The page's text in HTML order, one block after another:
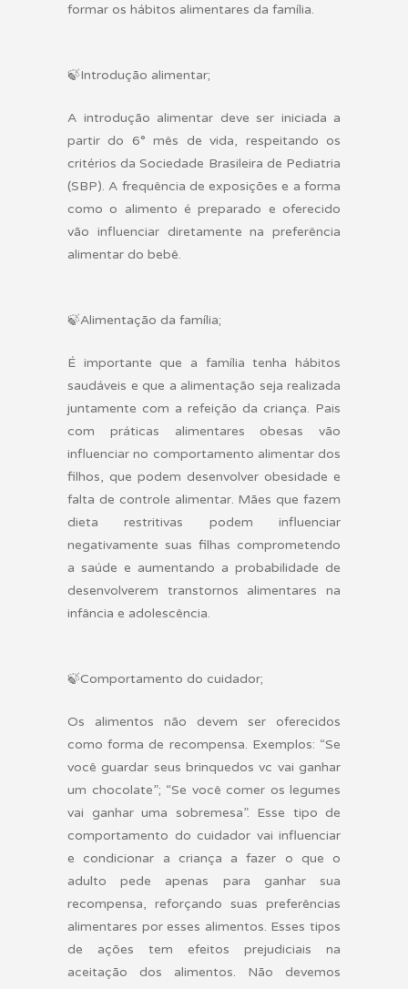
formar os hábitos alimentares da família.
🍃Introdução alimentar;
A introdução alimentar deve ser iniciada a
partir do 6° mês de vida, respeitando os
critérios da Sociedade Brasileira de Pediatria
(SBP). A frequência de exposições e a forma
como o alimento é preparado e oferecido
vão influenciar diretamente na preferência
alimentar do bebê.
🍃Alimentação da família;
É importante que a família tenha hábitos
saudáveis e que a alimentação seja realizada
juntamente com a refeição da criança. Pais
com práticas alimentares obesas vão
influenciar no comportamento alimentar dos
filhos, que podem desenvolver obesidade e
falta de controle alimentar. Mães que fazem
dieta restritivas podem influenciar
negativamente suas filhas comprometendo
a saúde e aumentando a probabilidade de
desenvolverem transtornos alimentares na
infância e adolescência.
🍃Comportamento do cuidador;
Os alimentos não devem ser oferecidos
como forma de recompensa. Exemplos: “Se
você guardar seus brinquedos vc vai ganhar
um chocolate”; “Se você comer os legumes
vai ganhar uma sobremesa”. Esse tipo de
comportamento do cuidador vai influenciar
e condicionar a criança a fazer o que o
adulto pede apenas para ganhar sua
recompensa, reforçando suas preferências
alimentares por esses alimentos. Esses tipos
de ações tem efeitos prejudiciais na
aceitação dos alimentos. Não devemos